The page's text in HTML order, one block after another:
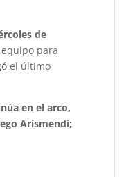
de
para
el último
en el arco,
Arismendi;